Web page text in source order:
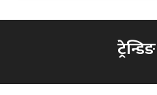
ट्रेन्डिङ